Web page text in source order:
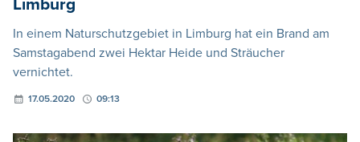
Limburg
In einem Naturschutzgebiet in Limburg hat ein Brand am
Samstagabend zwei Hektar Heide und Sträucher
vernichtet.
17.05.2020 09:13